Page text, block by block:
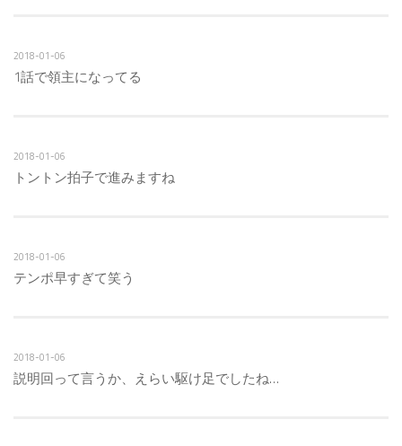
2018-01-06
1話で領主になってる
2018-01-06
トントン拍子で進みますね
2018-01-06
テンポ早すぎて笑う
2018-01-06
説明回って言うか、えらい駆け足でしたね…